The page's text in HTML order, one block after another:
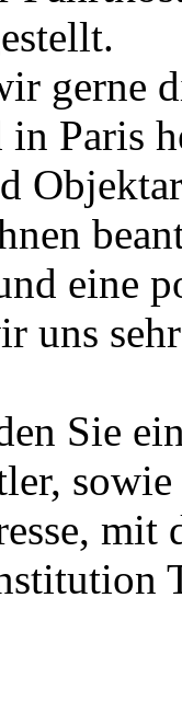
gerne
Paris
eine
uns
Sie
mit